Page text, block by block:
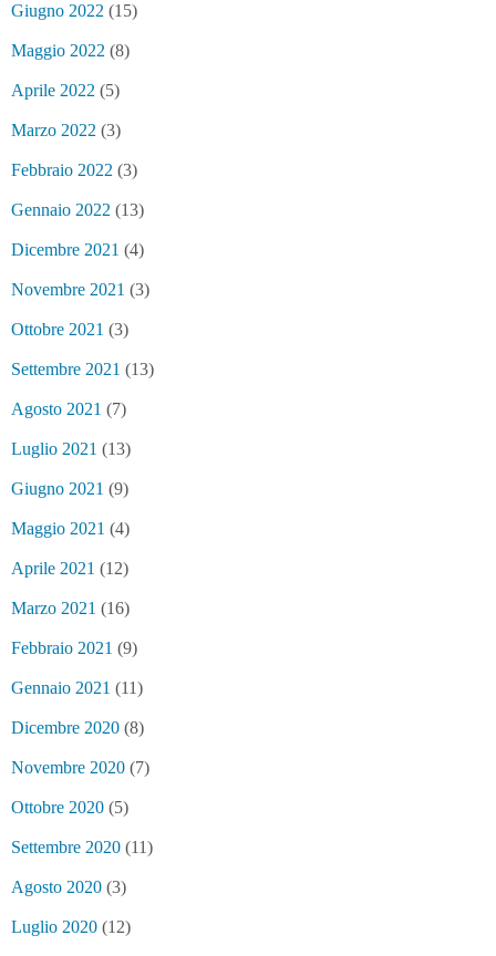
Giugno 2022 (15)
Maggio 2022 (8)
Aprile 2022 (5)
Marzo 2022 (3)
Febbraio 2022 (3)
Gennaio 2022 (13)
Dicembre 2021 (4)
Novembre 2021 (3)
Ottobre 2021 (3)
Settembre 2021 (13)
Agosto 2021 (7)
Luglio 2021 (13)
Giugno 2021 (9)
Maggio 2021 (4)
Aprile 2021 (12)
Marzo 2021 (16)
Febbraio 2021 (9)
Gennaio 2021 (11)
Dicembre 2020 (8)
Novembre 2020 (7)
Ottobre 2020 (5)
Settembre 2020 (11)
Agosto 2020 (3)
Luglio 2020 (12)